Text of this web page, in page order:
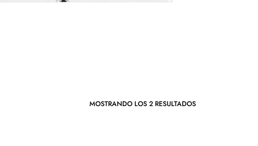
MOSTRANDO LOS 2 RESULTADOS